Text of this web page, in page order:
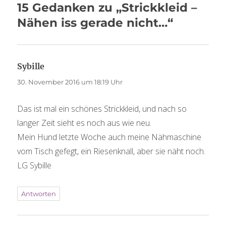
15 Gedanken zu „Strickkleid –
Nähen iss gerade nicht…“
Sybille
30. November 2016 um 18:19 Uhr
Das ist mal ein schönes Strickkleid, und nach so
langer Zeit sieht es noch aus wie neu.
Mein Hund letzte Woche auch meine Nähmaschine
vom Tisch gefegt, ein Riesenknall, aber sie näht noch.
LG Sybille
Antworten